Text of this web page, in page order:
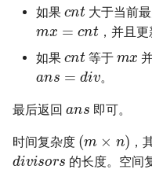
36. 二叉搜索树与双向链
37. 序列化二叉树
38. 字符串的排列
39. 数组中出现次数超过
的数字
33. 变位词组
35. 最小时间差
37. 小行星碰撞
5.4. 下一个数
5.6. 整数转换
8.1. 三步问题
如果 大于当前
mx=cnt
，并且更
如果
等于
mx
ans=d iv
。
最后返回 即可。
时间复杂度
( )
，
divisors
的长度。空间